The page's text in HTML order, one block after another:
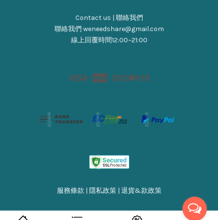
Contact us | 聯絡我們
聯絡我們 weneedshare@gmail.com
線上回覆時間12:00~21:00
Visa Master
服務條款| 隱私政策| 退貨&款政策